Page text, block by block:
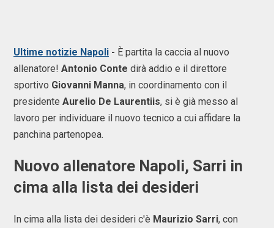
Ultime notizie Napoli - È partita la caccia al nuovo
allenatore! Antonio Conte dirà addio e il direttore
sportivo Giovanni Manna, in coordinamento con il
presidente Aurelio De Laurentiis, si è già messo al
lavoro per individuare il nuovo tecnico a cui affidare la
panchina partenopea.
Nuovo allenatore Napoli, Sarri in
cima alla lista dei desideri
In cima alla lista dei desideri c'è Maurizio Sarri, con